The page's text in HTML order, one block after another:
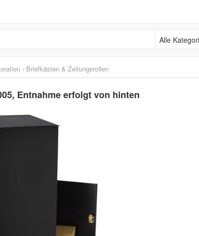
Alle Kategorien
› Briefkästen & Zeitungsrollen
Entnahme erfolgt von hinten